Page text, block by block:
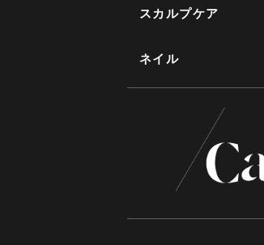
スカルプケア
ネイル